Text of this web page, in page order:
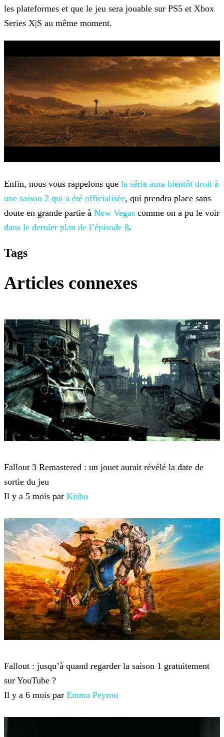
les plateformes et que le jeu sera jouable sur PS5 et Xbox
Series X|S au même moment.
Enfin, nous vous rappelons que la série aura bientôt droit à
une saison 2 qui a été officialisée, qui prendra place sans
doute en grande partie à New Vegas comme on a pu le voir
dans le dernier plan de l’épisode 8.
Tags
Articles connexes
Fallout 3 Remastered : un jouet aurait révélé la date de
sortie du jeu
Il y a 5 mois par Kisho
Fallout : jusqu’à quand regarder la saison 1 gratuitement
sur YouTube ?
Il y a 6 mois par Emma Peyrou